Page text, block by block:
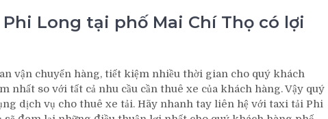
Long tại phố Mai Chí Thọ có lợi
vận chuyển hàng, tiết kiệm nhiều thời gian cho quý khách
nhất so với tất cả nhu cầu cần thuê xe của khách hàng. Vậy quý
dịch vụ cho thuê xe tải. Hãy nhanh tay liên hệ với taxi tải Phi